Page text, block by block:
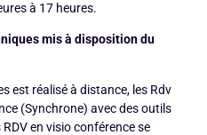
à 17 heures.
mis à disposition du
est réalisé à distance, les Rdv
(Synchrone) avec des outils
en visio conférence se